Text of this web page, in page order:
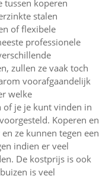
tussen koperen
stalen
of flexibele
professionele
zullen ze vaak toch
voorafgaandelijk
welke
je je kunt vinden in
Koperen en
ze kunnen tegen een
indien er veel
De kostprijs is ook
is veel